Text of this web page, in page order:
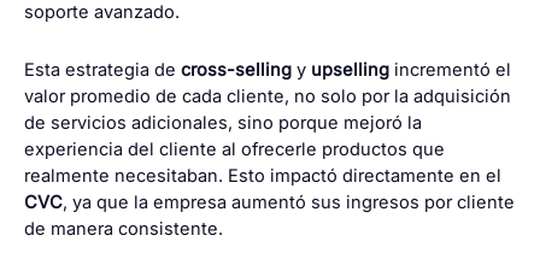
soporte avanzado.
Esta estrategia de cross-selling y upselling incrementó el
valor promedio de cada cliente, no solo por la adquisición
de servicios adicionales, sino porque mejoró la
experiencia del cliente al ofrecerle productos que
realmente necesitaban. Esto impactó directamente en el
CVC, ya que la empresa aumentó sus ingresos por cliente
de manera consistente.